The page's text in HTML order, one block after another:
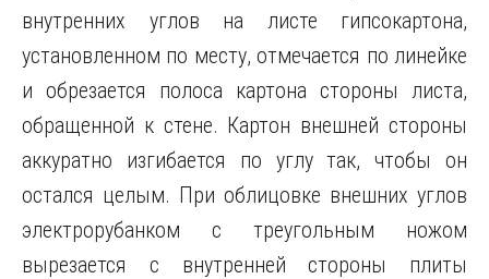
внутренних углов на листе гипсокартона,
установленном по месту, отмечается по линейке
и обрезается полоса картона стороны листа,
обращенной к стене. Картон внешней стороны
аккуратно изгибается по углу так, чтобы он
остался целым. При облицовке внешних углов
электрорубанком с треугольным ножом
вырезается с внутренней стороны плиты